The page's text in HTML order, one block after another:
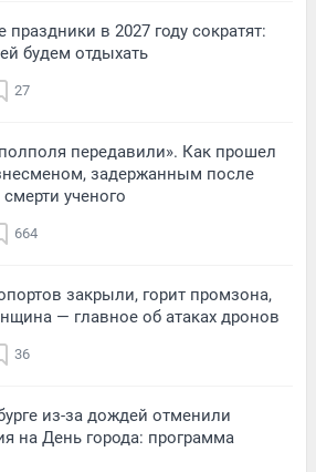
праздники в 2027 году сократят:
будем отдыхать
27
передавили». Как прошел
задержанным после
ученого
664
закрыли, горит промзона,
— главное об атаках дронов
36
из-за дождей отменили
на День города: программа